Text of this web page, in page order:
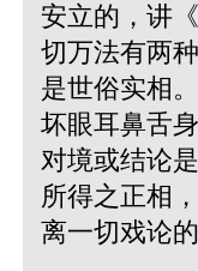
安立的，讲
切万法有两
是世俗实相
坏眼耳鼻舌
对境或结论
所得之正相
离一切戏论的